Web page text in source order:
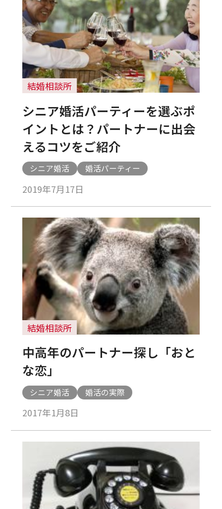
結婚相談所
シニア婚活パーティーを選ぶポ
イントとは？パートナーに出会
えるコツをご紹介
シニア婚活 婚活パーティー
2019年7月17日
結婚相談所
中高年のパートナー探し「おと
な恋」
シニア婚活 婚活の実際
2017年1月8日